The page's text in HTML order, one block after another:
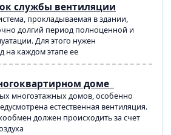
службы вентиляции
прокладываемая в здании,
долгий период полноценной и
Для этого нужен
на каждом этапе ее
доме
многоэтажных домов, особенно
естественная вентиляция.
должен происходить за счет